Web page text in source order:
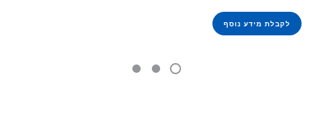
לקבלת מידע נוסף